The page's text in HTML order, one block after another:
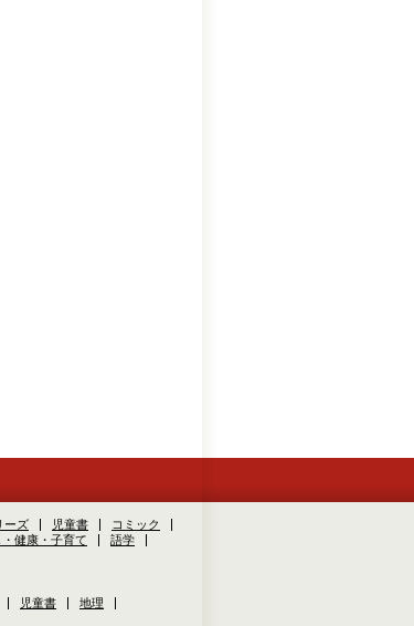
ーズ 児童書
コミック
健康・子育て
語学
児童書
地理